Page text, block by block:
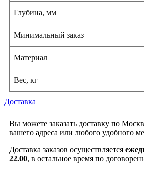
Глубина, мм
Минимальный заказ
Материал
Вес, кг
Доставка
Вы можете заказать доставку по
вашего адреса или любого удобного
Доставка заказов осуществляется
22.00, в остальное время по